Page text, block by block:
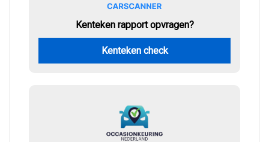
Kenteken rapport opvragen?
Kenteken check